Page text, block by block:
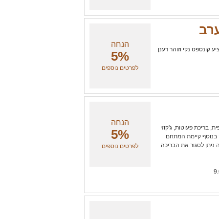
קונספט נקי וזוהר רענן
הנחה
5%
לפרטים נוספים
בריכת פעוטות, ג'קוזי
בנוסף קיימת המתחם
ניתן לסגור את הבריכה
הנחה
5%
לפרטים נוספים